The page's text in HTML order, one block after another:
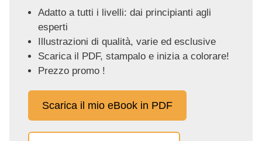
Adatto a tutti i livelli: dai principianti agli
esperti
Illustrazioni di qualità, varie ed esclusive
Scarica il PDF, stampalo e inizia a colorare!
Prezzo promo !
Scarica il mio eBook in PDF